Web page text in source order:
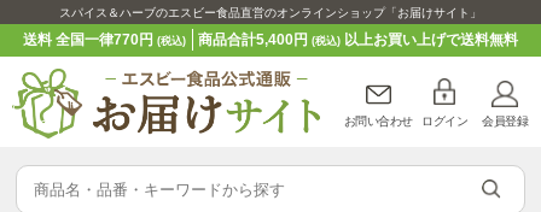
スパイス＆ハーブのエスビー食品直営のオンラインショップ「お届けサイト」
送料 全国一律770円(税込) 商品合計5,400円 (税込)以上お買い上げで送料無料
お問い合わせ ログイン 会員登録